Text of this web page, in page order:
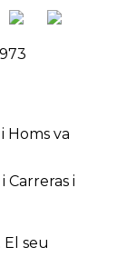
Homs va
i
seu